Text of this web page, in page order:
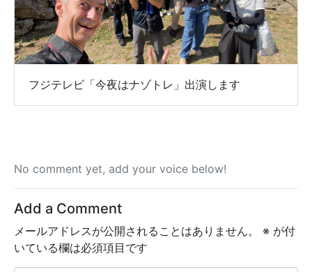
フジテレビ「今夜はナゾトレ」出演します
No comment yet, add your voice below!
Add a Comment
メールアドレスが公開されることはありません。 ※ が付
いている欄は必須項目です